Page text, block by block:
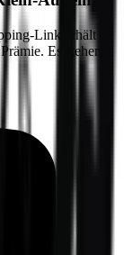
Link erhält
Es stehen